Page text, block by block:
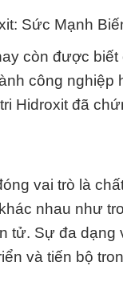
Sức Mạnh
còn được
công
Hidroxit đã
vai trò là
nhau như
Sự đa dạng
và tiến bộ